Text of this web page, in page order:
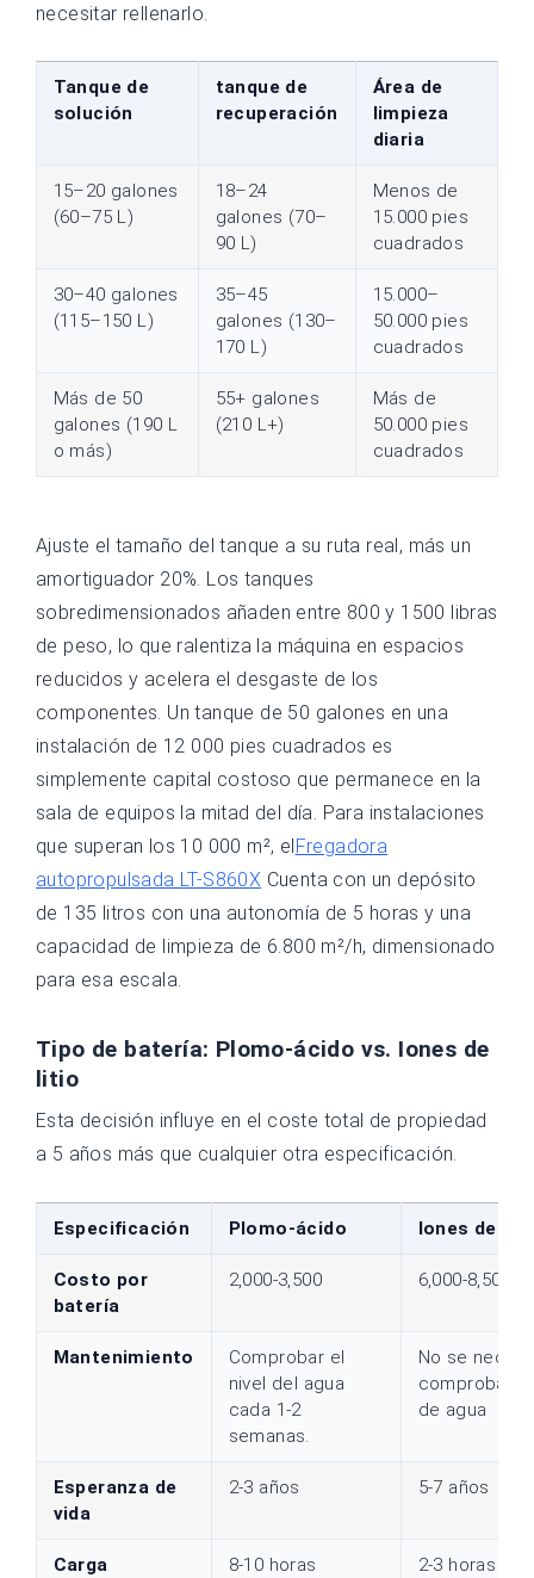
necesitar rellenarlo.
Tanque de
solución
tanque de
recuperación
Área de
limpieza
diaria
15–20 galones
(60–75 L)
18–24
galones (70–
90 L)
Menos de
15.000 pies
cuadrados
30–40 galones
(115–150 L)
35–45
galones (130–
170 L)
15.000–
50.000 pies
cuadrados
Más de 50
galones (190 L
o más)
55+ galones
(210 L+)
Más de
50.000 pies
cuadrados
Ajuste el tamaño del tanque a su ruta real, más un
amortiguador 20%. Los tanques
sobredimensionados añaden entre 800 y 1500 libras
de peso, lo que ralentiza la máquina en espacios
reducidos y acelera el desgaste de los
componentes. Un tanque de 50 galones en una
instalación de 12 000 pies cuadrados es
simplemente capital costoso que permanece en la
sala de equipos la mitad del día. Para instalaciones
que superan los 10 000 m², elFregadora
autopropulsada LT-S860X Cuenta con un depósito
de 135 litros con una autonomía de 5 horas y una
capacidad de limpieza de 6.800 m²/h, dimensionado
para esa escala.
Tipo de batería: Plomo-ácido vs. Iones de
litio
Esta decisión influye en el coste total de propiedad
a 5 años más que cualquier otra especificación.
Especificación Plomo-ácido Iones de
Costo por
batería
2,000-3,500 6,000-8,500
Mantenimiento
Comprobar el
nivel del agua
cada 1-2
semanas.
No se
de agua
Esperanza de
vida
2-3 años 5-7 años
Carga
8-10 horas 2-3 horas